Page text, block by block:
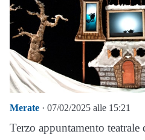
Merate · 07/02/2025 alle 15:21
Terzo appuntamento